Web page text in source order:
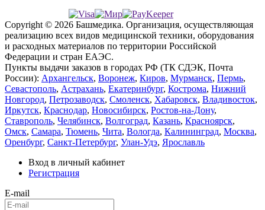
Copyright © 2026 Башмедика. Организация, осуществляющая
реализацию всех видов медицинской техники, оборудования
и расходных материалов по территории Российской
Федерации и стран ЕАЭС.
Пункты выдачи заказов в городах РФ (ТК СДЭК, Почта
России): Архангельск, Воронеж, Киров, Мурманск, Пермь,
Севастополь, Астрахань, Екатеринбург, Кострома, Нижний
Новгород, Петрозаводск, Смоленск, Хабаровск, Владивосток,
Иркутск, Краснодар, Новосибирск, Ростов-на-Дону,
Ставрополь, Челябинск, Волгоград, Казань, Красноярск,
Омск, Самара, Тюмень, Чита, Вологда, Калининград, Москва,
Оренбург, Санкт-Петербург, Улан-Удэ, Ярославль
Вход в личный кабинет
Регистрация
E-mail